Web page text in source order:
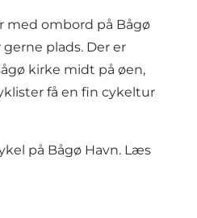
med ombord på Bågø
plads. Der er
kirke midt på øen,
få en fin cykeltur
på Bågø Havn. Læs